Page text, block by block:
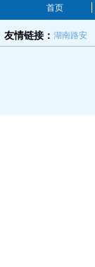
首页
友情链接： 湖南路安